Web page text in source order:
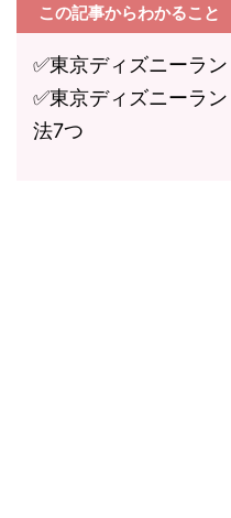
この記事からわかること
✅東京ディズニーラ
✅東京ディズニーラ
法7つ